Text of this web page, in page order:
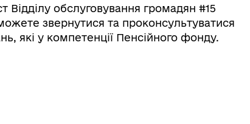
Відділу обслуговування громадян #15
звернутися та проконсультуватися
які у компетенції Пенсійного фонду.